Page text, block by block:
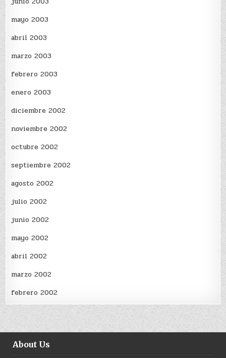
mayo 2003
abril 2003
marzo 2003
febrero 2003
enero 2003
diciembre 2002
noviembre 2002
octubre 2002
septiembre 2002
agosto 2002
julio 2002
junio 2002
mayo 2002
abril 2002
marzo 2002
febrero 2002
About Us